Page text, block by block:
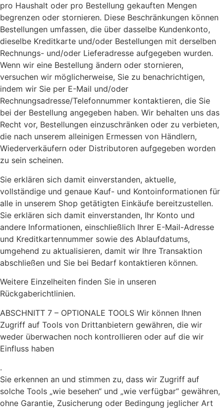
pro Haushalt oder pro Bestellung gekauften Mengen
begrenzen oder stornieren. Diese Beschränkungen können
Bestellungen umfassen, die über dasselbe Kundenkonto,
dieselbe Kreditkarte und/oder Bestellungen mit derselben
Rechnungs- und/oder Lieferadresse aufgegeben wurden.
Wenn wir eine Bestellung ändern oder stornieren,
versuchen wir möglicherweise, Sie zu benachrichtigen,
indem wir Sie per E-Mail und/oder
Rechnungsadresse/Telefonnummer kontaktieren, die Sie
bei der Bestellung angegeben haben. Wir behalten uns das
Recht vor, Bestellungen einzuschränken oder zu verbieten,
die nach unserem alleinigen Ermessen von Händlern,
Wiederverkäufern oder Distributoren aufgegeben worden
zu sein scheinen.
Sie erklären sich damit einverstanden, aktuelle,
vollständige und genaue Kauf- und Kontoinformationen für
alle in unserem Shop getätigten Einkäufe bereitzustellen.
Sie erklären sich damit einverstanden, Ihr Konto und
andere Informationen, einschließlich Ihrer E-Mail-Adresse
und Kreditkartennummer sowie des Ablaufdatums,
umgehend zu aktualisieren, damit wir Ihre Transaktion
abschließen und Sie bei Bedarf kontaktieren können.
Weitere Einzelheiten finden Sie in unseren
Rückgaberichtlinien.
ABSCHNITT 7 – OPTIONALE TOOLS Wir können Ihnen
Zugriff auf Tools von Drittanbietern gewähren, die wir
weder überwachen noch kontrollieren oder auf die wir
Einfluss haben
.
Sie erkennen an und stimmen zu, dass wir Zugriff auf
solche Tools „wie besehen“ und „wie verfügbar“ gewähren,
ohne Garantie, Zusicherung oder Bedingung jeglicher Art